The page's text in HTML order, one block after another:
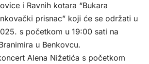
i Ravnih kotara “Bukara
prisnac” koji će se održati u
s početkom u 19:00 sati na
u Benkovcu.
Alena Nižetića s početkom